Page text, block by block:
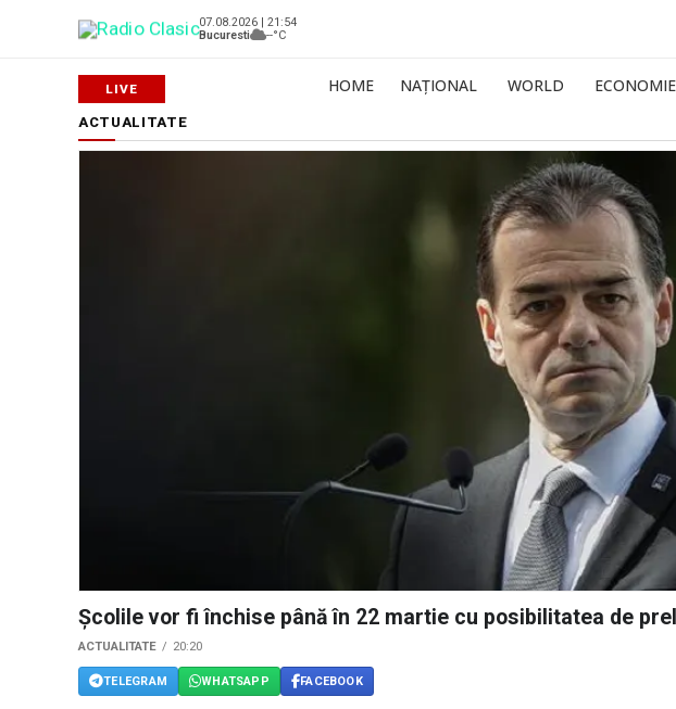
07.08.2026 | 21:54
Bucuresti
--°C
HOME NAȚIONAL WORLD ECONOMIE
ACTUALITATE
Școlile vor fi închise până în 22 martie cu posibilitatea de
ACTUALITATE 20:20
TELEGRAM WHATSAPP FACEBOOK